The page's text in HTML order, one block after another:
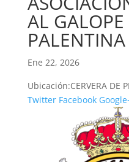
AL
PALENTINA
Ene 22, 2026
Ubicación:CERVERA DE
Twitter Facebook